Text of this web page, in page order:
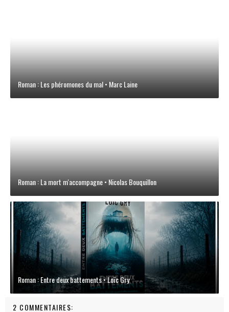
Roman : Les phéromones du mal • Marc Laine
Roman : La mort m'accompagne • Nicolas Bouquillon
Roman : Entre deux battements • Loïc Gry
2 COMMENTAIRES: